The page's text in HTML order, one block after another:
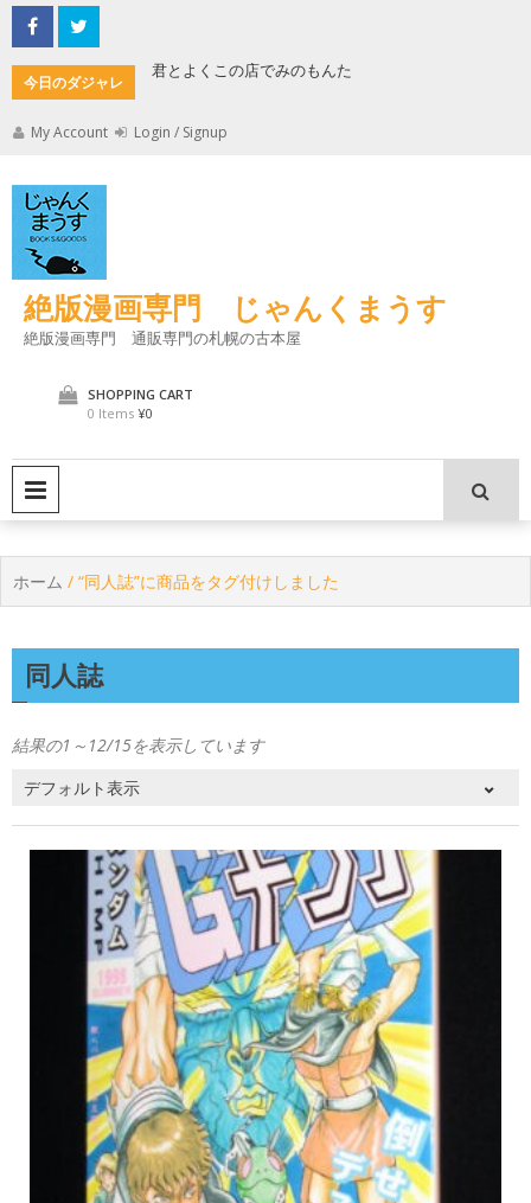
Skip
to
content
今日のダジャレ
君とよくこの店でみのもんた
My Account Login / Signup
絶版漫画専門 じゃんくまうす
絶版漫画専門 通販専門の札幌の古本屋
SHOPPING CART
0 Items ¥0
ホーム / “同人誌”に商品をタグ付けしました
同人誌
結果の1～12/15を表示しています